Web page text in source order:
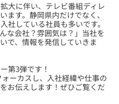
大に伴い、テレビ番組ディレ
ます。静岡県内だけでなく、
社している社員も多いです。
な会社？雰囲気は？」当社を
で、情報を発信していきま
第3弾です！
ーカスし、入社経緯や仕事の
お伝えします！ぜひご覧くだ